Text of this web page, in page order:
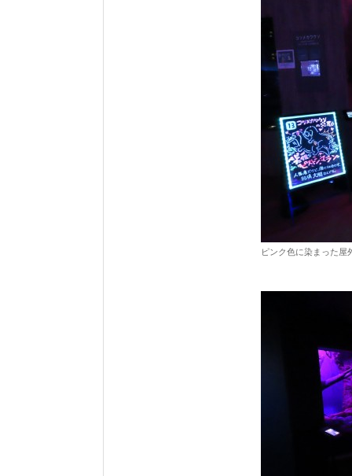
ピンク色に染まった屋